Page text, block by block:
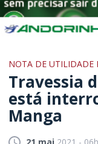
NOTA DE UTILIDADE
Travessia
está
Manga